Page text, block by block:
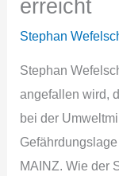
erreicht
Stephan
Stephan
angefallen wird,
bei der
MAINZ. Wie der